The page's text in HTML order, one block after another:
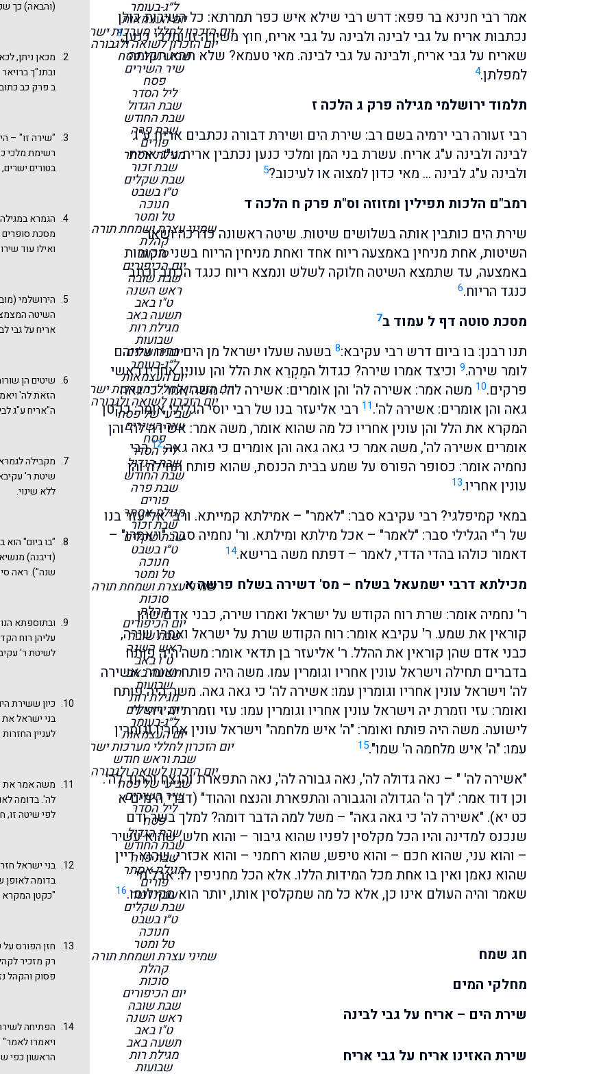
ל״ג-בעומר
יום העצמאות
יום הזכרון לחללי מערכות ישראל
יום הזכרון לשואה ולגבורה
שביעי של פסח
שיר השירים
פסח
ליל הסדר
שבת הגדול
שבת החודש
שבת פרה
פורים
מגילת אסתר
שבת זכור
שבת שקלים
ט״ו בשבט
חנוכה
טל ומטר
שמיני עצרת ושמחת תורה
קהלת
סוכות
יום הכיפורים
שבת שובה
ראש השנה
ט"ו באב
תשעה באב
מגילת רות
שבועות
יום ירושלים
ל״ג-בעומר
יום העצמאות
יום הזכרון לחללי מערכות ישראל
יום הזכרון לשואה ולגבורה
שביעי של פסח
שיר השירים
פסח
ליל הסדר
שבת הגדול
שבת החודש
שבת פרה
פורים
מגילת אסתר
שבת זכור
שבת שקלים
ט״ו בשבט
חנוכה
טל ומטר
שמיני עצרת ושמחת תורה
סוכות
קהלת
יום הכיפורים
שבת שובה
ראש השנה
ט"ו באב
תשעה באב
שבועות
מגילת רות
יום ירושלים
ל״ג-בעומר
יום העצמאות
יום הזכרון לחללי מערכות ישראל
שבת וראש חודש
יום הזכרון לשואה ולגבורה
שביעי של פסח
שיר השירים
ליל הסדר
פסח
שבת הגדול
שבת החודש
שבת פרה
מגילת אסתר
פורים
שבת זכור
שבת שקלים
ט״ו בשבט
חנוכה
טל ומטר
שמיני עצרת ושמחת תורה
קהלת
סוכות
יום הכיפורים
שבת שובה
ראש השנה
ט"ו באב
תשעה באב
מגילת רות
שבועות
אמר רבי חנינא בר פפא: דרש רבי שילא איש כפר תמרתא: כל השירות כולן
נכתבות אריח על גבי לבינה ולבינה על גבי אריח, חוץ משירה זו ומלכי כנען,3
שאריח על גבי אריח, ולבינה על גבי לבינה. מאי טעמא? שלא תהא תקומה
למפלתן.4
תלמוד ירושלמי מגילה פרק ג הלכה ז
רבי זעורה רבי ירמיה בשם רב: שירת הים ושירת דבורה נכתבים אריח ע"ג
לבינה ולבינה ע"ג אריח. עשרת בני המן ומלכי כנען נכתבין אריח ע"ג אריח
ולבינה ע"ג לבינה … מאי כדון למצוה או לעיכוב?5
רמב"ם הלכות תפילין ומזוזה וס"ת פרק ח הלכה ד
שירת הים כותבין אותה בשלושים שיטות. שיטה ראשונה כדרכה ושאר
השיטות, אחת מניחין באמצעה ריוח אחד ואחת מניחין הריוח בשני מקומות
באמצעה, עד שתמצא השיטה חלוקה לשלש ונמצא ריוח כנגד הכתב וכתב
כנגד הריוח.6
מסכת סוטה דף ל עמוד ב7
תנו רבנן: בו ביום דרש רבי עקיבא:8 בשעה שעלו ישראל מן הים נתנו עיניהם
לומר שירה.9 וכיצד אמרו שירה? כגדול המַקְרֵא את הלל והן עונין אחריו ראשי
פרקים.10 משה אמר: אשירה לה' והן אומרים: אשירה לה'. משה אמר: כי גאה
גאה והן אומרים: אשירה לה'.11 רבי אליעזר בנו של רבי יוסי הגלילי אומר: כקטן
המקרא את הלל והן עונין אחריו כל מה שהוא אומר, משה אמר: אשירה לה' והן
אומרים אשירה לה', משה אמר כי גאה גאה והן אומרים כי גאה גאה.12רבי
נחמיה אומר: כסופר הפורס על שמע בבית הכנסת, שהוא פותח תחילה והן
עונין אחריו.13
במאי קמיפלגי? רבי עקיבא סבר: "לאמר" – אמילתא קמייתא. ורבי אליעזר בנו
של ר"י הגלילי סבר: "לאמר" – אכל מילתא ומילתא. ור' נחמיה סבר: "ויאמרו" –
דאמור כולהו בהדי הדדי, לאמר – דפתח משה ברישא.14
מכילתא דרבי ישמעאל בשלח – מס' דשירה בשלח פרשה א
ר' נחמיה אומר: שרת רוח הקודש על ישראל ואמרו שירה, כבני אדם שהן
קוראין את שמע. ר' עקיבא אומר: רוח הקודש שרת על ישראל ואמרו שירה,
כבני אדם שהן קוראין את ההלל. ר' אליעזר בן תדאי אומר: משה היה פותח
בדברים תחילה וישראל עונין אחריו וגומרין עמו. משה היה פותח ואומר: אשירה
לה' וישראל עונין אחריו וגומרין עמו: אשירה לה' כי גאה גאה. משה היה פותח
ואומר: עזי וזמרת יה וישראל עונין אחריו וגומרין עמו: עזי וזמרת יה ויהי לי
לישועה. משה היה פותח ואומר: "ה' איש מלחמה" וישראל עונין אחריו וגומרין
עמו: "ה' איש מלחמה ה' שמו".15
"אשירה לה' " – נאה גדולה לה', נאה גבורה לה', נאה התפארת והנצח וההוד לה'.
וכן דוד אמר: "לך ה' הגדולה והגבורה והתפארת והנצח וההוד" (דברי הימים א
כט יא). "אשירה לה' כי גאה גאה" – משל למה הדבר דומה? למלך בשר ודם
שנכנס למדינה והיו הכל מקלסין לפניו שהוא גיבור – והוא חלש, שהוא עשיר
– והוא עני, שהוא חכם – והוא טיפש, שהוא רחמני – והוא אכזרי, שהוא דיין
שהוא נאמן ואין בו אחת מכל המידות הללו. אלא הכל מחניפין לו. אבל מי
שאמר והיה העולם אינו כן, אלא כל מה שמקלסין אותו, יותר הוא מקילוסו.16
חג שמח
מחלקי המים
שירת הים – אריח על גבי לבינה
שירת האזינו אריח על גבי אריח
(והבאה) כך
קטנים. ראה
לבינה הקשורה
ובגמרא
מכאן ניתן,
ובתנ"ך
ב פרק כב
דבורה
דבורה
"שירה זו" –
רשימת מלכי
בטורים
הגמרא
מסכת סופרים
ואילו עוד
(אולי משום
אריח על גבי
במגילה שם),
עינינו יבורך!
הירושלמי
השיטה
אריח על גבי
ובני המן
זו מחייבת
התשובה
אולי ללמוד
הכתב כשירה,
שינה בפיזור
השיטה
סופרים
בני המן ומלכי
דכן לא קאים.
שתי שיטות:
הבבלי.
שיטים הן
הזאת לה'
ה"אריח ע"ג
מקבילה
שיטת ר'
ללא שינוי.
"בו ביום"
(דיבנה)
שנה"). ראה
מבית המדרש
מנשיאותו
התקופה עד
יכנס לבית
שרף וגחלי אש
ובתוספתא
עליהן רוח
לשיטת ר'
כיון ששירת
בני ישראל
לעניין
מה הם
משה אמר את
לה'. בדומה
לפי שיטה זו,
ישראל
הפסוקים.
זֶה אֵלִי
(או שמא בכל
בני ישראל
בדומה לאופן
"כקטן המקרא
את הנוסח.
גדול יותר.
אחריו. מי
חזן הפורס
רק מזכיר
פסוק והקהל
שמע בבית
תחילה וישראל
אשירה לה'
אמר: ה' איש
הפתיחה
ויאמרו
הראשון כפי